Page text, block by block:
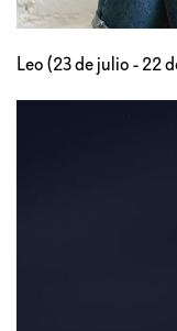
Leo (23 de julio - 22